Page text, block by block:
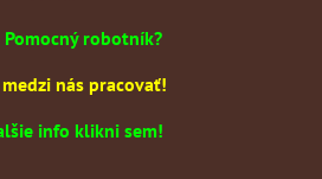
robotník?
nás pracovať!
info klikni sem!